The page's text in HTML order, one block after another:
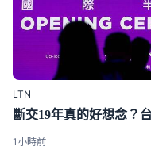
LTN
1小時前